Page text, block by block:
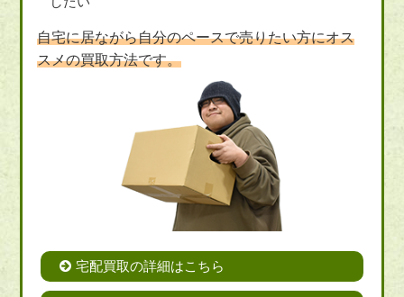
自宅に居ながら自分のペースで売りたい方にオス
スメの買取方法です。
宅配買取の詳細はこちら